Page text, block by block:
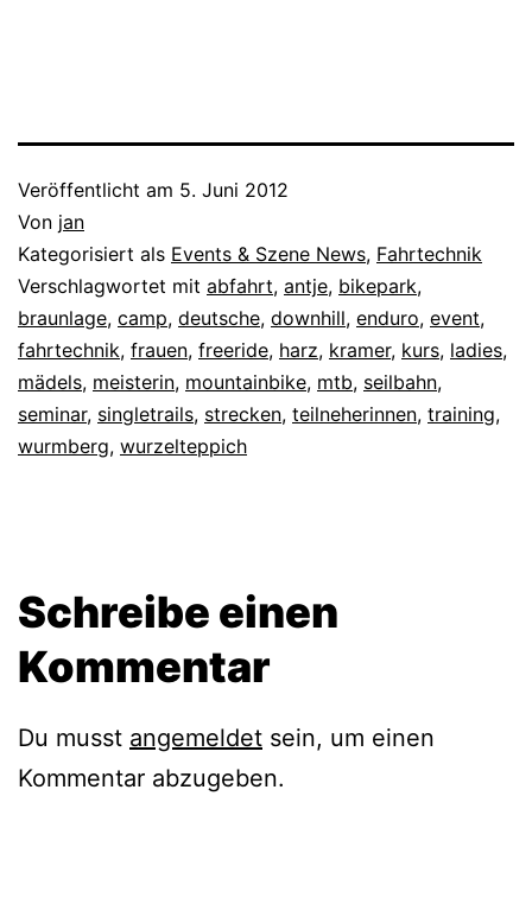
Veröffentlicht am 5. Juni 2012
Von jan
Kategorisiert als Events & Szene News, Fahrtechnik
Verschlagwortet mit abfahrt, antje, bikepark,
braunlage, camp, deutsche, downhill, enduro, event,
fahrtechnik, frauen, freeride, harz, kramer, kurs, ladies,
mädels, meisterin, mountainbike, mtb, seilbahn,
seminar, singletrails, strecken, teilneherinnen, training,
wurmberg, wurzelteppich
Schreibe einen
Kommentar
Du musst angemeldet sein, um einen
Kommentar abzugeben.